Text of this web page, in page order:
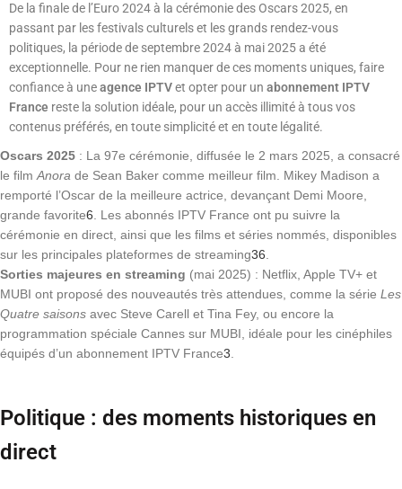
De la finale de l’Euro 2024 à la cérémonie des Oscars 2025, en
passant par les festivals culturels et les grands rendez-vous
politiques, la période de septembre 2024 à mai 2025 a été
exceptionnelle. Pour ne rien manquer de ces moments uniques, faire
confiance à uneagence IPTVet opter pour un abonnement IPTV
France reste la solution idéale, pour un accès illimité à tous vos
contenus préférés, en toute simplicité et en toute légalité.
Oscars 2025 : La 97e cérémonie, diffusée le 2 mars 2025, a consacré
le film Anora de Sean Baker comme meilleur film. Mikey Madison a
remporté l’Oscar de la meilleure actrice, devançant Demi Moore,
grande favorite6 . Les abonnés IPTV France ont pu suivre la
cérémonie en direct, ainsi que les films et séries nommés, disponibles
sur les principales plateformes de streaming36
Sorties majeures en streaming (mai 2025) : Netflix, Apple TV+ et
MUBI ont proposé des nouveautés très attendues, comme la série Les
Quatre saisons avec Steve Carell et Tina Fey, ou encore la
programmation spéciale Cannes sur MUBI, idéale pour les cinéphiles
équipés d’un abonnement IPTV France3
Politique : des moments historiques en
direct